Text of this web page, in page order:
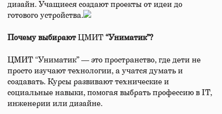
дизайн. Учащиеся создают проекты от идеи до
готового устройства.
Почему выбирают ЦМИТ “Униматик”?
ЦМИТ “Униматик” — это пространство, где дети не
просто изучают технологии, а учатся думать и
создавать. Курсы развивают технические и
социальные навыки, помогая выбрать профессию в IT,
инженерии или дизайне.